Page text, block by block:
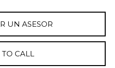
UN ASESOR
CALL